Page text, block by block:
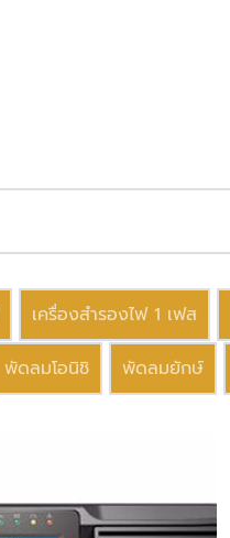
เครื่องสำรองไฟ 1 เฟส
พัดลมโอนิชิ พัดลมยักษ์